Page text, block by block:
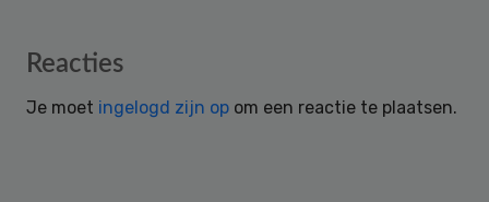
Reader
Reacties
Je moet ingelogd zijn op om een reactie te plaatsen.